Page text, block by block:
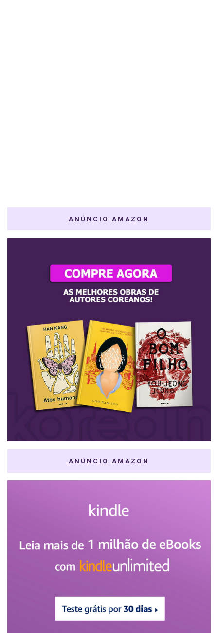
ANÚNCIO AMAZON
ANÚNCIO AMAZON